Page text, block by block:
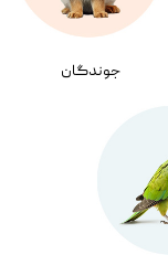
جوندگان